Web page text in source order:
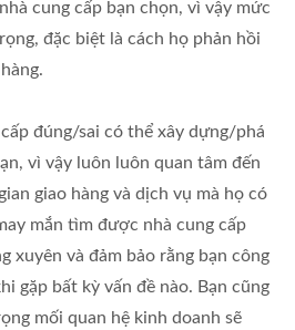
cung cấp bạn chọn, vì vậy mức
đặc biệt là cách họ phản hồi
đúng/sai có thể xây dựng/phá
vì vậy luôn luôn quan tâm đến
giao hàng và dịch vụ mà họ có
mắn tìm được nhà cung cấp
xuyên và đảm bảo rằng bạn công
gặp bất kỳ vấn đề nào. Bạn cũng
mối quan hệ kinh doanh sẽ